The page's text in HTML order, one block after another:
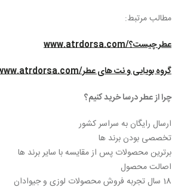
مطالب مرتبط:
عطر چیست؟/www.atrdorsa.com
گروه بویایی و نت های عطر/www.atrdorsa.com
چرا از عطر درسا خرید کنیم؟
ارسال رایگان به سراسر کشور
تخصصی بودن برند ها
برترین محصولات پس از مقایسه با سایر برند ها
اصالت محصول
18 سال تجربه فروش محصولات لوزی و جیوادان